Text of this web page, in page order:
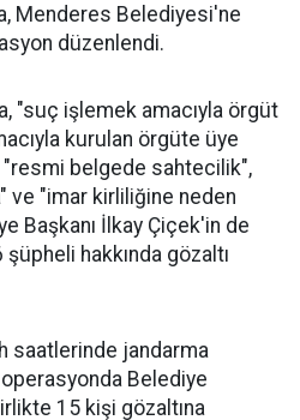
Menderes Belediyesi'ne
düzenlendi.
"suç işlemek amacıyla örgüt
kurulan örgüte üye
"resmi belgede sahtecilik",
ve "imar kirliliğine neden
Başkanı İlkay Çiçek'in de
hakkında gözaltı
saatlerinde jandarma
Belediye
15 kişi gözaltına